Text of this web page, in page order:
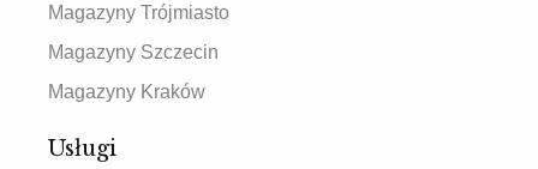
Magazyny Trójmiasto
Magazyny Szczecin
Magazyny Kraków
Usługi